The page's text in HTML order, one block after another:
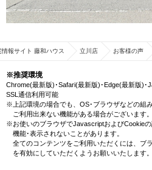
報サイト 藤和ハウス 立川店 お客様の声
※推奨環境
Chrome(最新版)･Safari(最新版)･Edge(最新版)･
SSL通信利用可能
※上記環境の場合でも、OS･ブラウザなどの組
ご利用出来ない機能がある場合がございます。
※お使いのブラウザでJavascriptおよびCookie
機能･表示されないことがあります。
全てのコンテンツをご利用いただくには、ブ
を有効にしていただくようお願いいたします。